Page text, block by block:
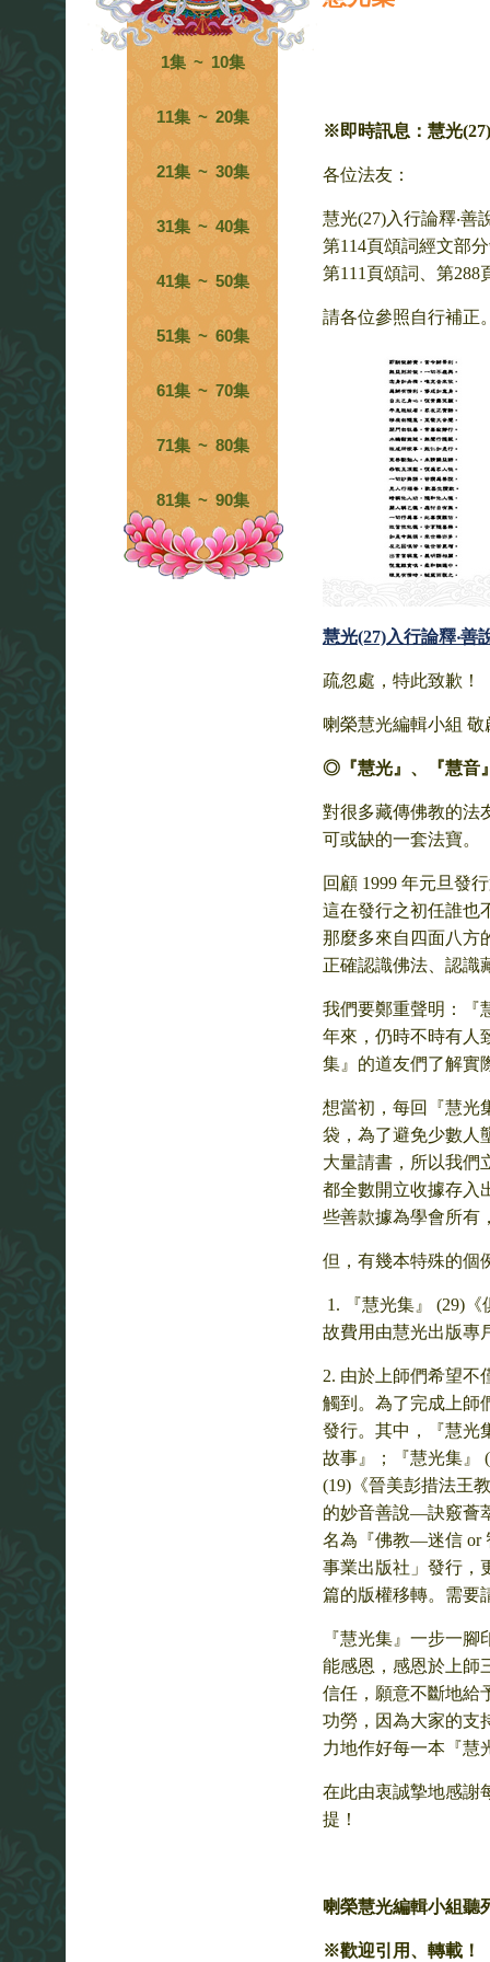
1集 ~ 10集
11集 ~ 20集
21集 ~ 30集
31集 ~ 40集
41集 ~ 50集
51集 ~ 60集
61集 ~ 70集
71集 ~ 80集
81集 ~ 90集
※即時訊息：慧光
各位法友：
慧光(27)入行論釋‧善
第114頁頌詞經文部
第111頁頌詞、第
請各位參照自行補正
慧光(27)入行論釋‧
疏忽處，特此致歉
喇榮慧光編輯小組 敬
◎『慧光』、『慧音
對很多藏傳佛教的法
可或缺的一套法寶。
回顧 1999 年元旦發
這在發行之初任誰也
那麼多來自四面八方
正確認識佛法、認識
我們要鄭重聲明：『
年來，仍時不時有人
集』的道友們了解實
想當初，每回『慧光
袋，為了避免少數人
大量請書，所以我們
都全數開立收據存入
些善款據為學會所有
但，有幾本特殊的個
1. 『慧光集』 (29)
故費用由慧光出版專
2. 由於上師們希望不
觸到。為了完成上師
發行。其中，『慧光
故事』；『慧光集』
(19)《晉美彭措法王
的妙音善說—訣竅薈
名為『佛教—迷信 or
事業出版社」發行，
篇的版權移轉。需要
『慧光集』一步一
能感恩，感恩於上師
信任，願意不斷地給
功勞，因為大家的支
力地作好每一本『慧
在此由衷誠摯地感謝
提！
喇榮慧光編輯小組聽
※歡迎引用、轉載！